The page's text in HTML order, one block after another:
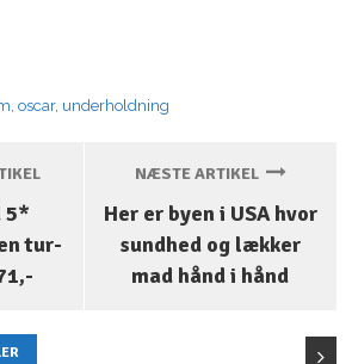
,oscar, underholdning
5*
tur-
NÆSTE ARTIKEL
Her er byen i USA hvor
sundhed og lækker
mad hånd i hånd